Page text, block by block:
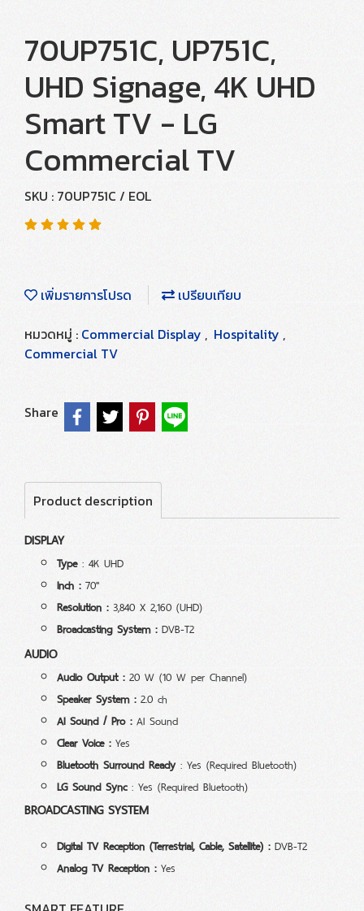
70UP751C, UP751C,
UHD Signage, 4K UHD
Smart TV - LG
Commercial TV
SKU : 70UP751C / EOL
เพิ่มรายการโปรด
เปรียบเทียบ
หมวดหมู่ : Commercial Display , Hospitality ,
Commercial TV
Share
Product description
DISPLAY
Type: 4K UHD
Inch :70"
Resolution :3,840 X 2,160 (UHD)
Broadcasting System :DVB-T2
AUDIO
Audio Output :20 W (10 W per Channel)
Speaker System :2.0 ch
AI Sound / Pro :AI Sound
Clear Voice :Yes
Bluetooth Surround Ready: Yes (Required Bluetooth)
LG Sound Sync: Yes (Required Bluetooth)
BROADCASTING SYSTEM
Digital TV Reception (Terrestrial, Cable, Satellite) :DVB-T2
Analog TV Reception :Yes